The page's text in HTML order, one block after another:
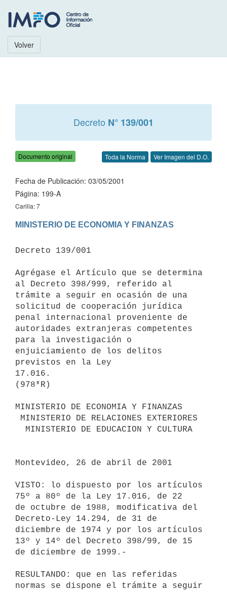
Volver
Decreto N° 139/001
Documento original Toda la Norma Ver Imagen del D.O.
Fecha de Publicación: 03/05/2001
Página: 199-A
Carilla: 7
MINISTERIO DE ECONOMIA Y FINANZAS
Decreto 139/001
Agrégase el Artículo que se determina
al Decreto 398/999, referido al
trámite a seguir en ocasión de una
solicitud de cooperación jurídica
penal internacional proveniente de
autoridades extranjeras competentes
para la investigación o
enjuiciamiento de los delitos
previstos en la Ley
17.016.
(978*R)
MINISTERIO DE ECONOMIA Y FINANZAS
Montevideo, 26 de abril de 2001
VISTO: lo dispuesto por los artículos
75º a 80º de la Ley 17.016, de 22
de octubre de 1988, modificativa del
Decreto-Ley 14.294, de 31 de
diciembre de 1974 y por los artículos
13º y 14º del Decreto 398/99, de 15
de diciembre de 1999.-
RESULTANDO: que en las referidas
normas se dispone el trámite a seguir